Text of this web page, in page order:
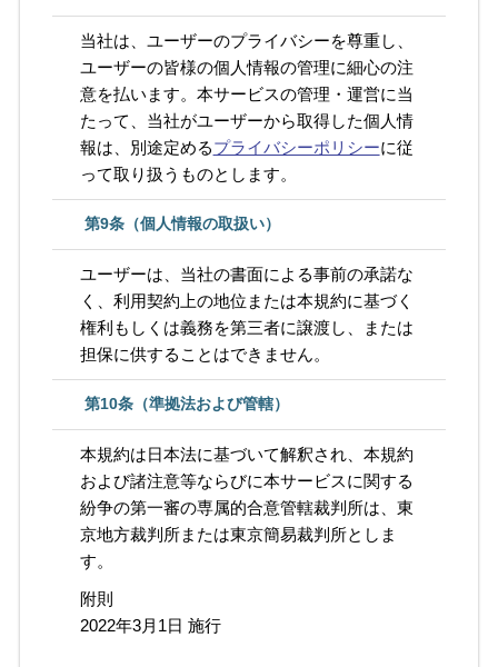
当社は、ユーザーのプライバシーを尊重し、
ユーザーの皆様の個人情報の管理に細心の注
意を払います。本サービスの管理・運営に当
たって、当社がユーザーから取得した個人情
報は、別途定めるプライバシーポリシーに従
って取り扱うものとします。
第9条（個人情報の取扱い）
ユーザーは、当社の書面による事前の承諾な
く、利用契約上の地位または本規約に基づく
権利もしくは義務を第三者に譲渡し、または
担保に供することはできません。
第10条（準拠法および管轄）
本規約は日本法に基づいて解釈され、本規約
および諸注意等ならびに本サービスに関する
紛争の第一審の専属的合意管轄裁判所は、東
京地方裁判所または東京簡易裁判所としま
す。
附則
2022年3月1日 施行